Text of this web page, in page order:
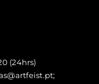
(24hrs)
;